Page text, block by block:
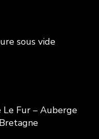
sous vide
Le Fur – Auberge